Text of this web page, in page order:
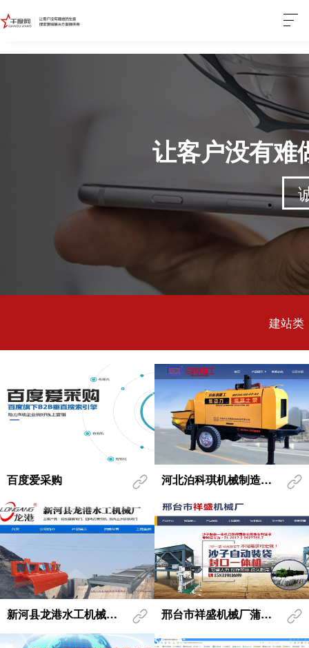
让客户没有难
建站类
百度爱采购 河北泊科琪机械制造有限公司蒲公英报表
新河县龙港水工机械厂蒲公英报表 邢台市祥盛机械厂蒲公英报表